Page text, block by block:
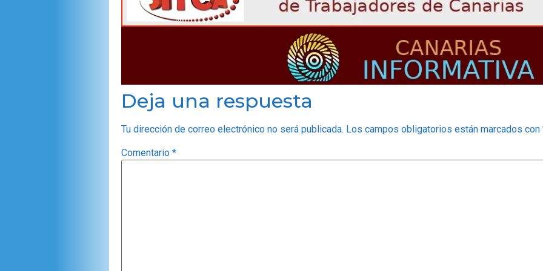
Deja una respuesta
Tu dirección de correo electrónico no será publicada. Los campos obligatorios están marcados con
Comentario *